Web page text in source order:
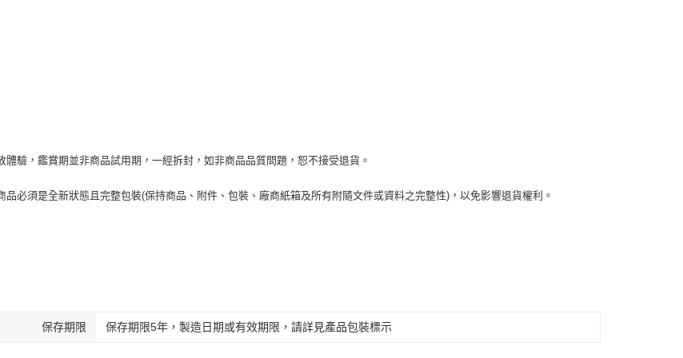
體驗，鑑賞期並非商品試用期，一經拆封，如非商品品質問題，恕不接受退貨。
品必須是全新狀態且完整包裝(保持商品、附件、包裝、廠商紙箱及所有附隨文件或資料之完整性)，以免影響退貨權利。
保存期限 保存期限5年，製造日期或有效期限，請詳見產品包裝標示